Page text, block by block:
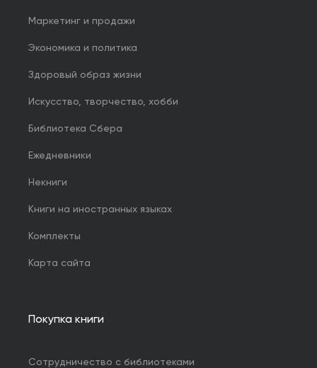
Маркетинг и продажи
Экономика и политика
Здоровый образ жизни
Искусство, творчество, хобби
Библиотека Сбера
Ежедневники
Некниги
Книги на иностранных языках
Комплекты
Карта сайта
Покупка книги
Сотрудничество с библиотеками